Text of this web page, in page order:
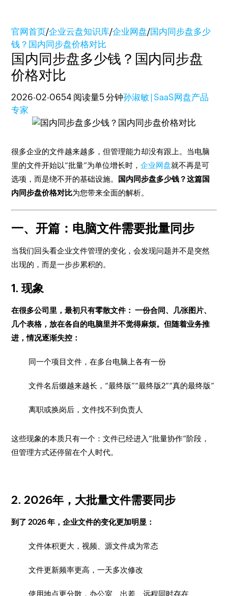
官网首页/企业云盘知识库/企业网盘/国内同步盘多少
钱？国内同步盘价格对比
国内同步盘多少钱？国内同步盘
价格对比
2026-02-0654 阅读量5 分钟孙淑敏 | SaaS网盘产品
专家
很多企业的文件越来越多，但管理能力却没有跟上。当电脑
里的文件开始以“批量”为单位增长时，企业网盘就不再是可
选项，而是绕不开的基础设施。 国内同步盘多少钱？这篇国
内同步盘价格对比为您带来全面的解析。
一、开篇：电脑文件需要批量同步
当我们回头看企业文件管理的变化，会发现问题并不是突然
出现的，而是一步步累积的。
1. 现象
在很多公司里，最初只有零散文件： 一份合同、几张图片、
几个表格，放在各自的电脑里并不觉得麻烦。但随着业务推
进，情况逐渐失控：
同一个项目文件，在多台电脑上各有一份
文件名后缀越来越长，“最终版”“最终版2”“真的最终版”
离职或换岗后，文件找不到负责人
这些现象的本质只有一个：文件已经进入“批量协作”阶段，
但管理方式还停留在个人时代。
2. 2026年，大批量文件需要同步
到了 2026 年，企业文件的变化更加明显：
文件体积更大，视频、源文件成为常态
文件更新频率更高，一天多次修改
使用地点更分散，办公室、出差、远程同时存在